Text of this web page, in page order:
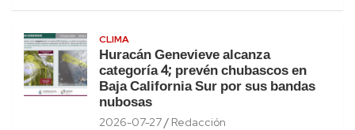
CLIMA
Huracán Genevieve alcanza
categoría 4; prevén chubascos en
Baja California Sur por sus bandas
nubosas
2026-07-27 Redacción